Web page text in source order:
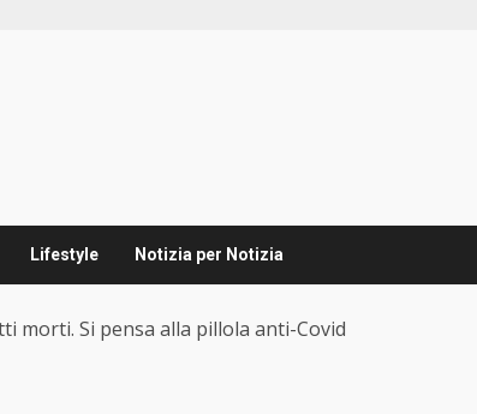
Lifestyle Notizia per Notizia
morti. Si pensa alla pillola anti-Covid